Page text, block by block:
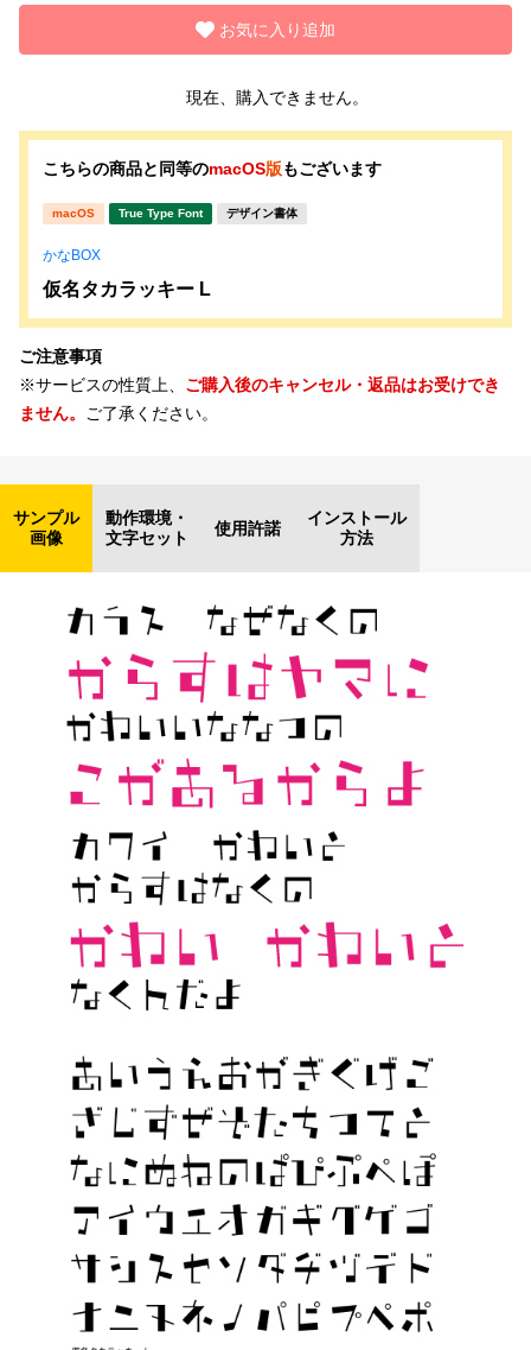
お気に入り追加
現在、購入できません。
こちらの商品と同等のmacOS版もございます
macOS True Type Font デザイン書体
かなBOX
仮名タカラッキー L
ご注意事項
※サービスの性質上、 ご購入後のキャンセル・返品はお受けでき
ません。 ご了承ください。
サンプル
画像
動作環境・
文字セット
使用許諾
インストール
方法